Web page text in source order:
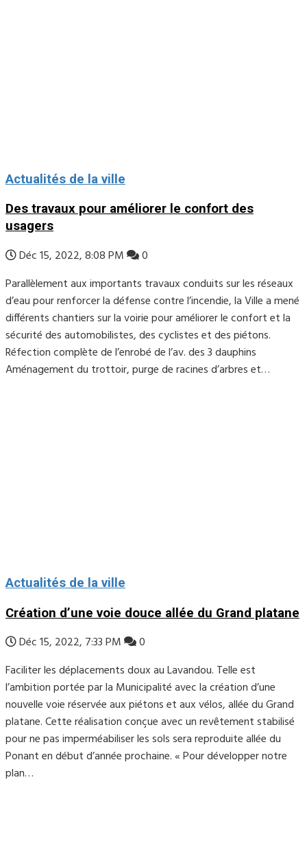
Actualités de la ville
Des travaux pour améliorer le confort des
usagers
Déc 15, 2022, 8:08 PM
0
Parallèlement aux importants travaux conduits sur les réseaux
d’eau pour renforcer la défense contre l’incendie, la Ville a mené
différents chantiers sur la voirie pour améliorer le confort et la
sécurité des automobilistes, des cyclistes et des piétons.
Réfection complète de l’enrobé de l’av. des 3 dauphins
Aménagement du trottoir, purge de racines d’arbres et…
Actualités de la ville
Création d’une voie douce allée du Grand platane
Déc 15, 2022, 7:33 PM
0
Faciliter les déplacements doux au Lavandou. Telle est
l’ambition portée par la Municipalité avec la création d’une
nouvelle voie réservée aux piétons et aux vélos, allée du Grand
platane. Cette réalisation conçue avec un revêtement stabilisé
pour ne pas imperméabiliser les sols sera reproduite allée du
Ponant en début d’année prochaine. « Pour développer notre
plan…